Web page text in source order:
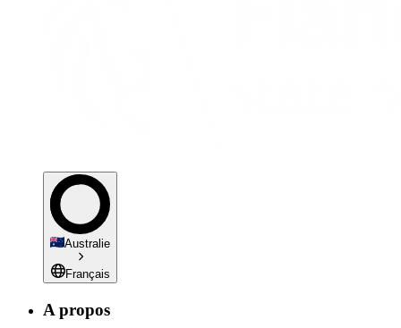
Australie
Français
A propos